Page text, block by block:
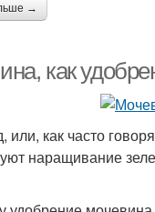
→
как
или, как часто
наращивание